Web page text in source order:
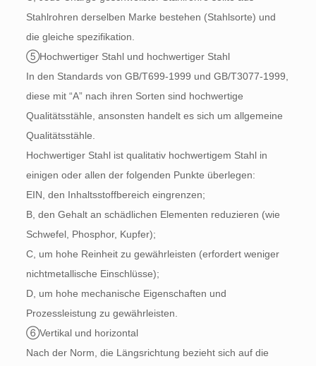
Stahlrohren derselben Marke bestehen (Stahlsorte) und
die gleiche spezifikation.
⑤Hochwertiger Stahl und hochwertiger Stahl
In den Standards von GB/T699-1999 und GB/T3077-1999,
diese mit “A” nach ihren Sorten sind hochwertige
Qualitätsstähle, ansonsten handelt es sich um allgemeine
Qualitätsstähle.
Hochwertiger Stahl ist qualitativ hochwertigem Stahl in
einigen oder allen der folgenden Punkte überlegen:
EIN, den Inhaltsstoffbereich eingrenzen;
B, den Gehalt an schädlichen Elementen reduzieren (wie
Schwefel, Phosphor, Kupfer);
C, um hohe Reinheit zu gewährleisten (erfordert weniger
nichtmetallische Einschlüsse);
D, um hohe mechanische Eigenschaften und
Prozessleistung zu gewährleisten.
⑥Vertikal und horizontal
Nach der Norm, die Längsrichtung bezieht sich auf die